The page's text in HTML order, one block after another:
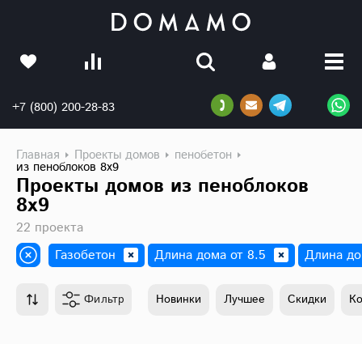
+7 (800) 200-28-83
Главная Проекты домов пенобетон
из пеноблоков 8х9
Проекты домов из пеноблоков
8х9
22 проекта
Газобетон
Длина дома от 8.5 Длина
Фильтр Новинки Лучшее Скидки